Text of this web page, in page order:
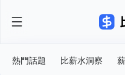
熱門話題 比薪水洞察